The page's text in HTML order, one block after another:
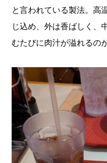
と言われている製法。高
じ込め、外は香ばしく、
むたびに肉汁が溢れるの